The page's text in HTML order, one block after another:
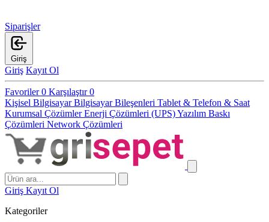
Siparişler
Giriş
Giriş Kayıt Ol
Favoriler0 Karşılaştır0
Kişisel BilgisayarBilgisayar Bileşenleri Tablet & Telefon & Saat
Kurumsal ÇözümlerEnerji Çözümleri (UPS)Yazılım Baskı
Çözümleri Network Çözümleri
Giriş Kayıt Ol
Kategoriler